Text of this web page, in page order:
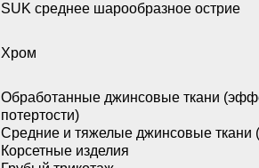
SUK среднее шарообразное острие
Хром
Обработанные джинсовые ткани
потертости)
Средние и тяжелые джинсовые ткани
Корсетные изделия